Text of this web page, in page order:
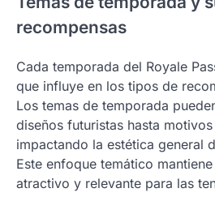
recompensas
Cada temporada del Royale
que influye en los tipos de
Los temas de temporada
diseños futuristas hasta
impactando la estética general
Este enfoque temático
atractivo y relevante para las